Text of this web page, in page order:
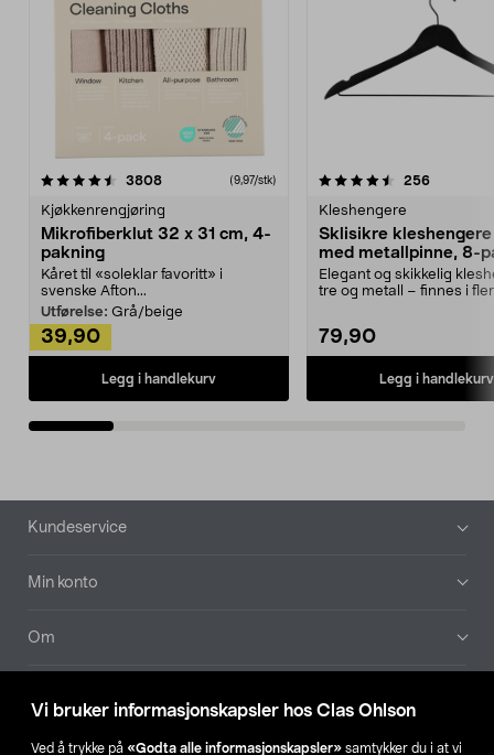
Vi bruker informasjonskapsler hos Clas Ohlson
Ved å trykke på «Godta alle informasjonskapsler» samtykker du i at vi
3808anmeldelser(9,97/stk)
Kjøkkenrengjøring
Mikrofiberklut 32 x 31 cm, 4-
pakning
Kåret til «soleklar favoritt» i
svenske Afton...
Utførelse: Grå/beige
39,90
Legg i handlekurv
4.5av 5 stjerner 256
Kleshengere
Sklisikre
med metallpinne, 8-
Elegant og skikkelig
tre og metall – finnes i
79,90
Legg i handlekurv
4.5av 5 stjerner
Bunntekst
Kundeservice
Min konto
Om
Våre selskaper